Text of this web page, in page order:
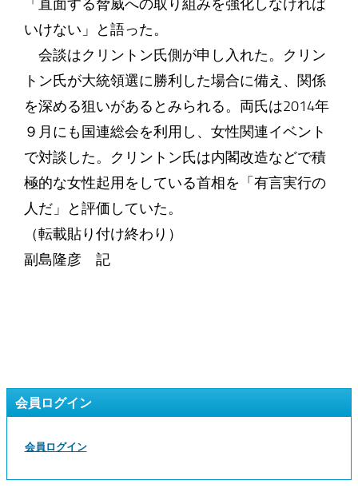
「直面する脅威への取り組みを強化しなければ
いけない」と語った。
会談はクリントン氏側が申し入れた。クリン
トン氏が大統領選に勝利した場合に備え、関係
を深める狙いがあるとみられる。両氏は2014年
９月にも国連総会を利用し、女性関連イベント
で対談した。クリントン氏は内閣改造などで積
極的な女性起用をしている首相を「有言実行の
人だ」と評価していた。
（転載貼り付け終わり）
副島隆彦 記
会員ログイン
会員ログイン